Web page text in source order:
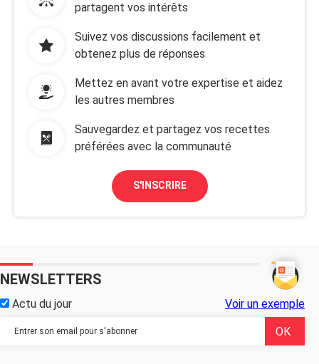
partagent vos intérêts
Suivez vos discussions facilement et
obtenez plus de réponses
Mettez en avant votre expertise et aidez
les autres membres
Sauvegardez et partagez vos recettes
préférées avec la communauté
S'INSCRIRE
NEWSLETTERS
Actu du jour Voir un exemple